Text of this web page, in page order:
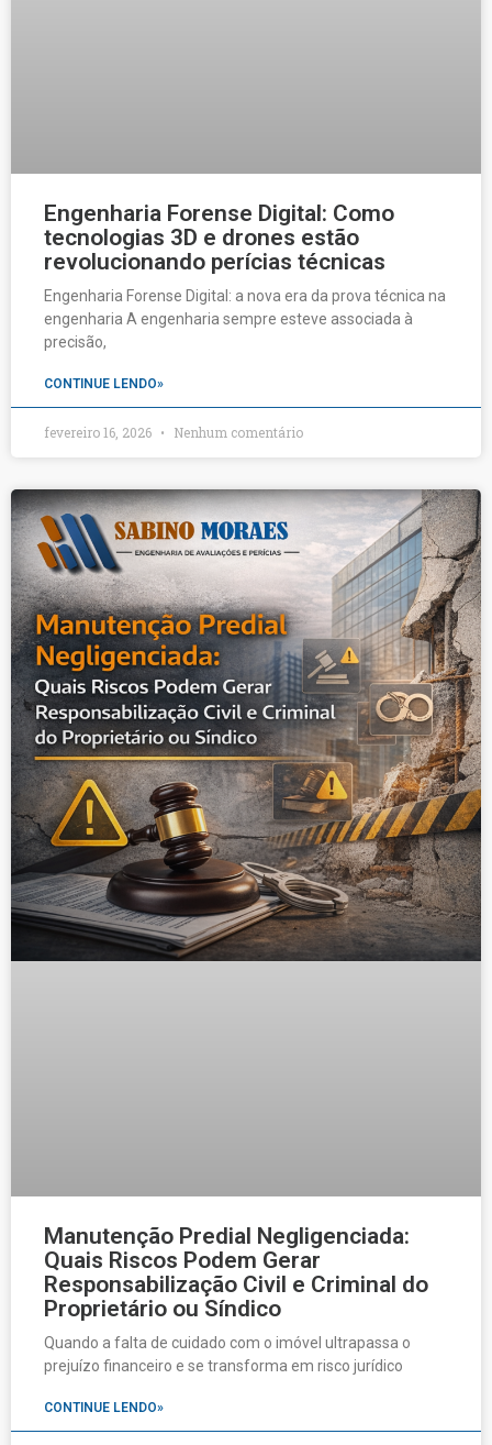
Engenharia Forense Digital: Como
tecnologias 3D e drones estão
revolucionando perícias técnicas
Engenharia Forense Digital: a nova era da prova técnica na
engenharia A engenharia sempre esteve associada à
precisão,
CONTINUE LENDO»
fevereiro 16, 2026 Nenhum comentário
Manutenção Predial Negligenciada:
Quais Riscos Podem Gerar
Responsabilização Civil e Criminal do
Proprietário ou Síndico
Quando a falta de cuidado com o imóvel ultrapassa o
prejuízo financeiro e se transforma em risco jurídico
CONTINUE LENDO»